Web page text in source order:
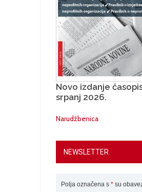
Novo izdanje
srpanj 2026.
Narudžbenica
NEWSLETTER
Polja označena s * su